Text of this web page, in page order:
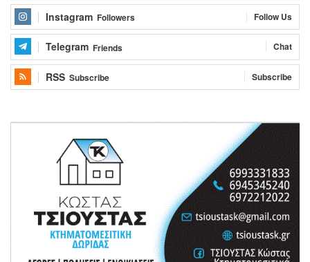
Instagram Followers Follow Us
Telegram Friends Chat
RSS Subscribe Subscribe